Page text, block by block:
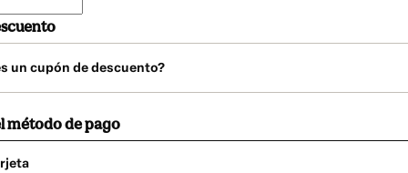
un cupón de descuento?
método de pago